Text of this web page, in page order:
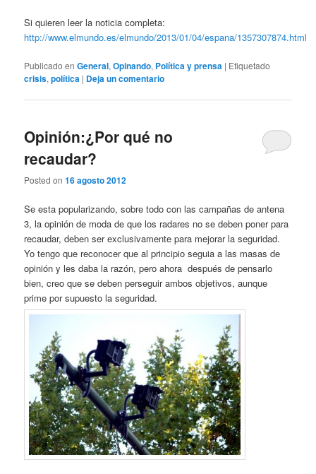
Si quieren leer la noticia completa:
http://www.elmundo.es/elmundo/2013/01/04/espana/1357307874.html
Publicado en General,Opinando, Política y prensa | Etiquetado
crisis,política | Deja un comentario
Opinión:¿Por qué no
recaudar?
Posted on16 agosto 2012
Se esta popularizando, sobre todo con las campañas de antena
3, la opinión de moda de que los radares no se deben poner para
recaudar, deben ser exclusivamente para mejorar la seguridad.
Yo tengo que reconocer que al principio seguia a las masas de
opinión y les daba la razón, pero ahora después de pensarlo
bien, creo que se deben perseguir ambos objetivos, aunque
prime por supuesto la seguridad.